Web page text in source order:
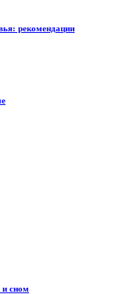
рекомендации
и сном